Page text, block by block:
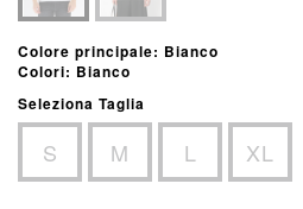
Colore principale: Bianco
Colori: Bianco
Seleziona Taglia
S M L XL